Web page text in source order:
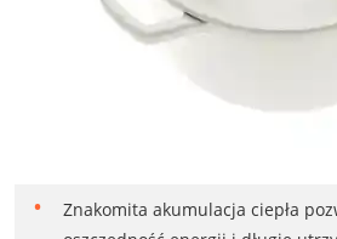
Znakomita akumulacja ciepła